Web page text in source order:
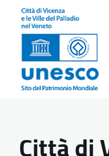
Città di